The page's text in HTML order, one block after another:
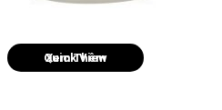
Quick View